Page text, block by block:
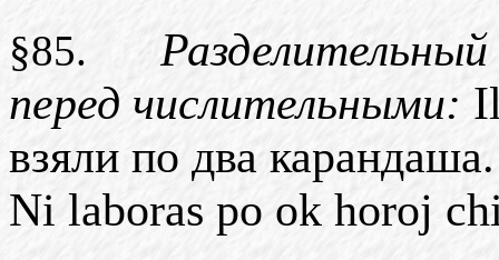
§85.
перед числительными:
взяли по два
Ni laboras po ok horoj